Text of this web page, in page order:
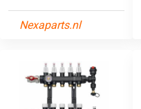
Nexaparts.nl